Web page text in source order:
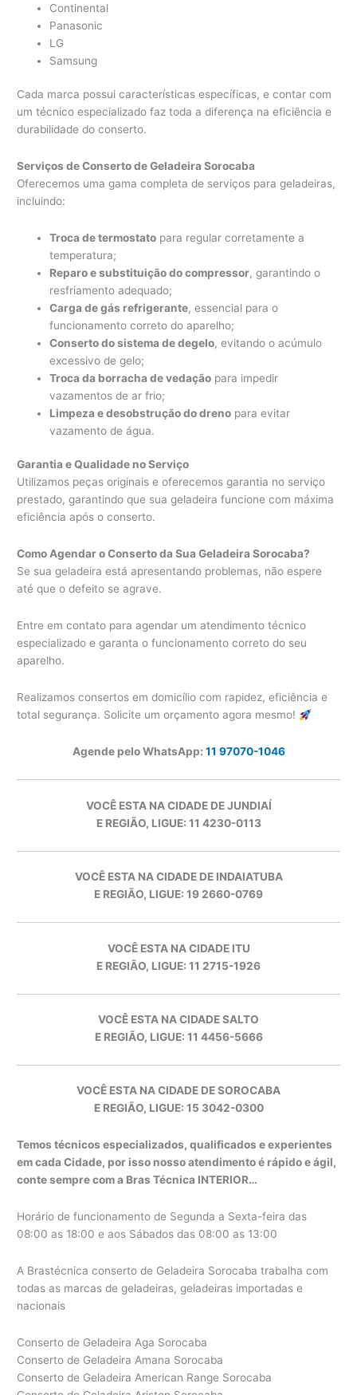
Continental
Panasonic
LG
Samsung
Cada marca possui características específicas, e contar com
um técnico especializado faz toda a diferença na eficiência e
durabilidade do conserto.
Serviços de Conserto de Geladeira Sorocaba
Oferecemos uma gama completa de serviços para geladeiras,
incluindo:
Troca de termostato para regular corretamente a
temperatura;
Reparo e substituição do compressor, garantindo o
resfriamento adequado;
Carga de gás refrigerante, essencial para o
funcionamento correto do aparelho;
Conserto do sistema de degelo, evitando o acúmulo
excessivo de gelo;
Troca da borracha de vedação para impedir
vazamentos de ar frio;
Limpeza e desobstrução do dreno para evitar
vazamento de água.
Garantia e Qualidade no Serviço
Utilizamos peças originais e oferecemos garantia no serviço
prestado, garantindo que sua geladeira funcione com máxima
eficiência após o conserto.
Como Agendar o Conserto da Sua Geladeira Sorocaba?
Se sua geladeira está apresentando problemas, não espere
até que o defeito se agrave.
Entre em contato para agendar um atendimento técnico
especializado e garanta o funcionamento correto do seu
aparelho.
Realizamos consertos em domicílio com rapidez, eficiência e
total segurança. Solicite um orçamento agora mesmo!
Agende pelo WhatsApp: 11 97070-1046
VOCÊ ESTA NA CIDADE DE JUNDIAÍ
E REGIÃO, LIGUE: 11 4230-0113
VOCÊ ESTA NA CIDADE DE INDAIATUBA
E REGIÃO, LIGUE: 19 2660-0769
VOCÊ ESTA NA CIDADE ITU
E REGIÃO, LIGUE: 11 2715-1926
VOCÊ ESTA NA CIDADE SALTO
E REGIÃO, LIGUE: 11 4456-5666
VOCÊ ESTA NA CIDADE DE SOROCABA
E REGIÃO, LIGUE: 15 3042-0300
Temos técnicos especializados, qualificados e experientes
em cada Cidade, por isso nosso atendimento é rápido e ágil,
conte sempre com a Bras Técnica INTERIOR…
Horário de funcionamento de Segunda a Sexta-feira das
08:00 as 18:00 e aos Sábados das 08:00 as 13:00
A Brastécnica conserto de Geladeira Sorocaba trabalha com
todas as marcas de geladeiras, geladeiras importadas e
nacionais
Conserto de Geladeira Aga Sorocaba
Conserto de Geladeira Amana Sorocaba
Conserto de Geladeira American Range Sorocaba